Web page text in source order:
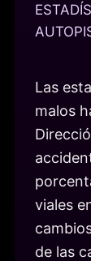
Las
malos
viales
de las